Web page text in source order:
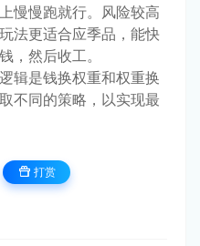
慢慢跑就行。风险较高
法更适合应季品，能快
，然后收工。
辑是钱换权重和权重换
不同的策略，以实现最
打赏